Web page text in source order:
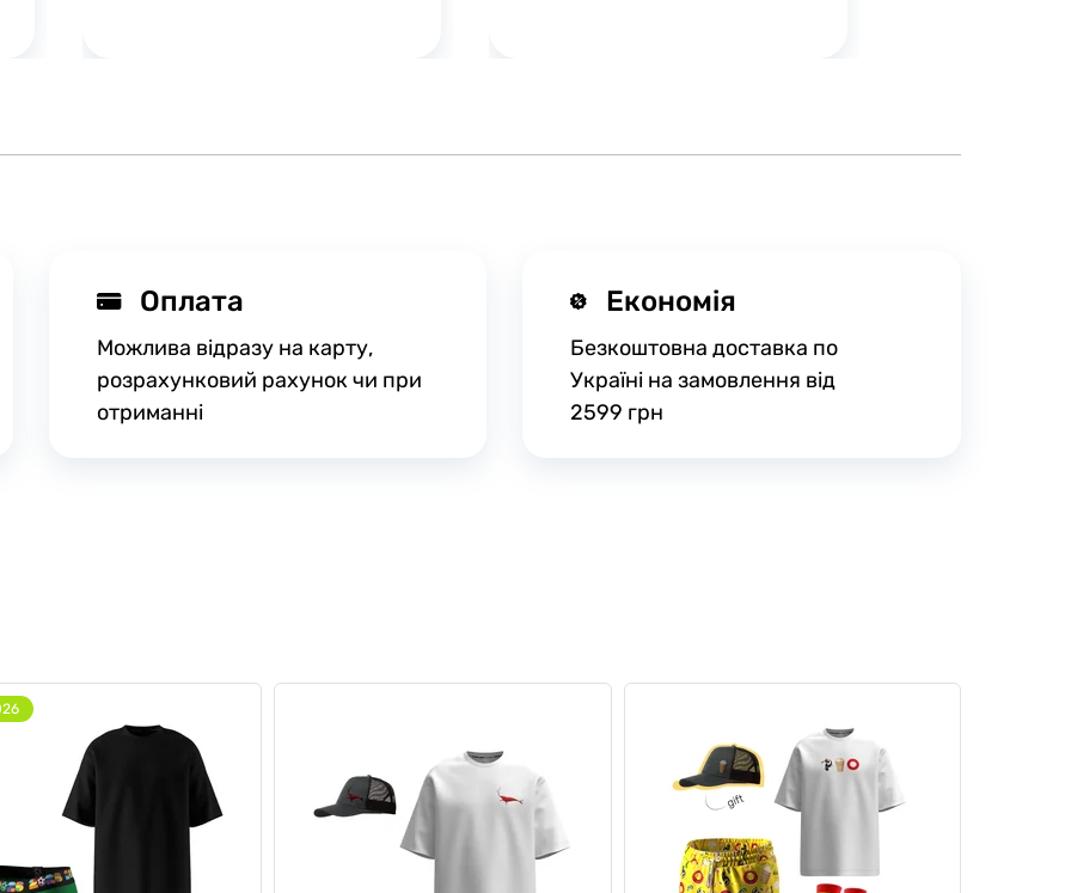
Оплата
Можлива відразу на карту,
розрахунковий рахунок чи при
отриманні
Економія
Безкоштовна доставка по
Україні на замовлення від
2599 грн